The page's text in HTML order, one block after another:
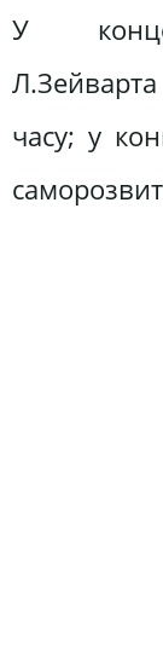
У
часу; у